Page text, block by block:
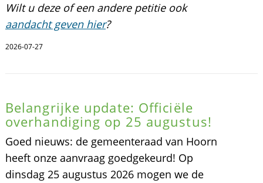
Wilt u deze of een andere petitie ook
aandacht geven hier?
2026-07-27
Belangrijke update: Officiële
overhandiging op 25 augustus!
Goed nieuws: de gemeenteraad van Hoorn
heeft onze aanvraag goedgekeurd! Op
dinsdag 25 augustus 2026 mogen we de